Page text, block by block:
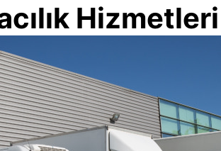
Hizmetleri